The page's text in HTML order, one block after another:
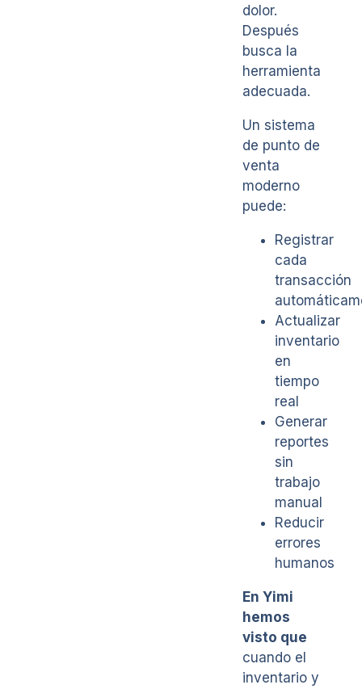
dolor.
Después
busca la
herramienta
adecuada.
Un sistema
de punto de
venta
moderno
puede:
Registrar
cada
transacción
Actualizar
inventario
en
tiempo
real
Generar
reportes
sin
trabajo
manual
Reducir
errores
humanos
En Yimi
hemos
visto que
cuando el
inventario y